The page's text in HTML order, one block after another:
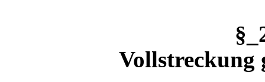
Vollstreckung